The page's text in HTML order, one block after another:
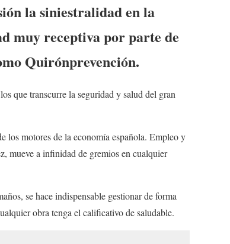
la siniestralidad en la
muy receptiva por parte de
Quirónprevención.
que transcurre la seguridad y salud del gran
los motores de la economía española. Empleo y
mueve a infinidad de gremios en cualquier
se hace indispensable gestionar de forma
obra tenga el calificativo de saludable.